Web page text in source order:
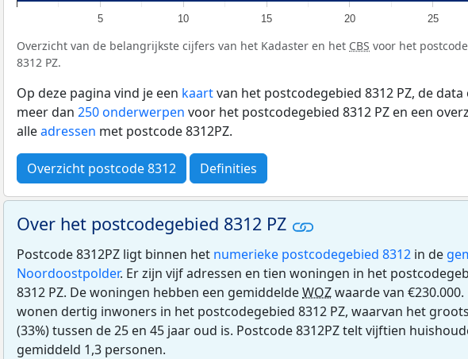
5 10 15 20 25
Overzicht van de belangrijkste cijfers van het Kadaster en het CBS voor het
8312 PZ.
Op deze pagina vind je een kaartvan het postcodegebied 8312 PZ, de data
meer dan 250 onderwerpen voor het postcodegebied 8312 PZ en een
alleadressen met postcode 8312PZ.
Overzicht postcode 8312 Definities
Over het postcodegebied 8312 PZ
Postcode 8312PZ ligt binnen het numerieke postcodegebied 8312 in de
Noordoostpolder. Er zijn vijf adressen en tien woningen in het
8312 PZ. De woningen hebben een gemiddeldeWOZwaarde van €230.000.
wonen dertig inwoners in het postcodegebied 8312 PZ, waarvan het
(33%) tussen de 25 en 45 jaar oud is. Postcode 8312PZ telt vijftien
gemiddeld 1,3 personen.